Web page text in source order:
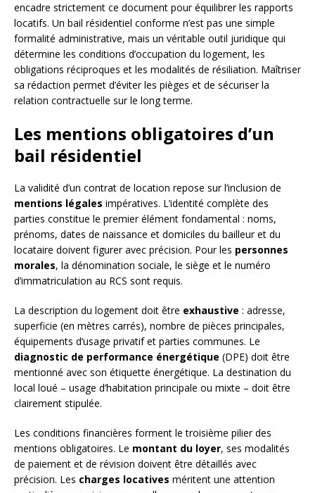
encadre strictement ce document pour équilibrer les rapports
locatifs. Un bail résidentiel conforme n’est pas une simple
formalité administrative, mais un véritable outil juridique qui
détermine les conditions d’occupation du logement, les
obligations réciproques et les modalités de résiliation. Maîtriser
sa rédaction permet d’éviter les pièges et de sécuriser la
relation contractuelle sur le long terme.
Les mentions obligatoires d’un
bail résidentiel
La validité d’un contrat de location repose sur l’inclusion de
mentions légales impératives. L’identité complète des
parties constitue le premier élément fondamental : noms,
prénoms, dates de naissance et domiciles du bailleur et du
locataire doivent figurer avec précision. Pour les personnes
morales, la dénomination sociale, le siège et le numéro
d’immatriculation au RCS sont requis.
La description du logement doit être exhaustive : adresse,
superficie (en mètres carrés), nombre de pièces principales,
équipements d’usage privatif et parties communes. Le
diagnostic de performance énergétique (DPE) doit être
mentionné avec son étiquette énergétique. La destination du
local loué – usage d’habitation principale ou mixte – doit être
clairement stipulée.
Les conditions financières forment le troisième pilier des
mentions obligatoires. Le montant du loyer, ses modalités
de paiement et de révision doivent être détaillés avec
précision. Les charges locatives méritent une attention